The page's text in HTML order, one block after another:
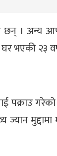
छन् । अन्य
भएकी २३
पक्राउ
मुद्दामा